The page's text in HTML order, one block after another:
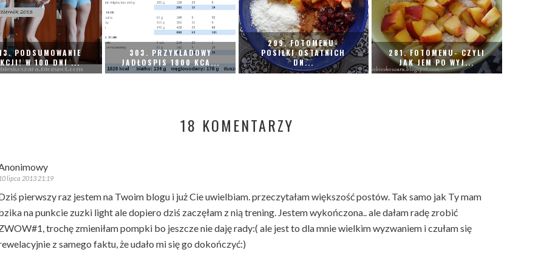
PODSUMOWANIE
W 100 DNI ...
303. PRZYKŁADOWY
JADŁOSPIS 1800 KCA...
299. FOTOMENU-
POSIŁKI OSTATNICH
DN...
281. FOTOMENU- CZYLI
JAK JEM PO WYJ...
18 KOMENTARZY
lipca 2013 21:19
pierwszy raz jestem na Twoim blogu i już Cie uwielbiam. przeczytałam większość postów. Tak samo jak Ty mam
na punkcie zuzki light ale dopiero dziś zaczęłam z nią trening. Jestem wykończona.. ale dałam radę zrobić
trochę zmieniłam pompki bo jeszcze nie daję rady:( ale jest to dla mnie wielkim wyzwaniem i czułam się
z samego faktu, że udało mi się go dokończyć:)